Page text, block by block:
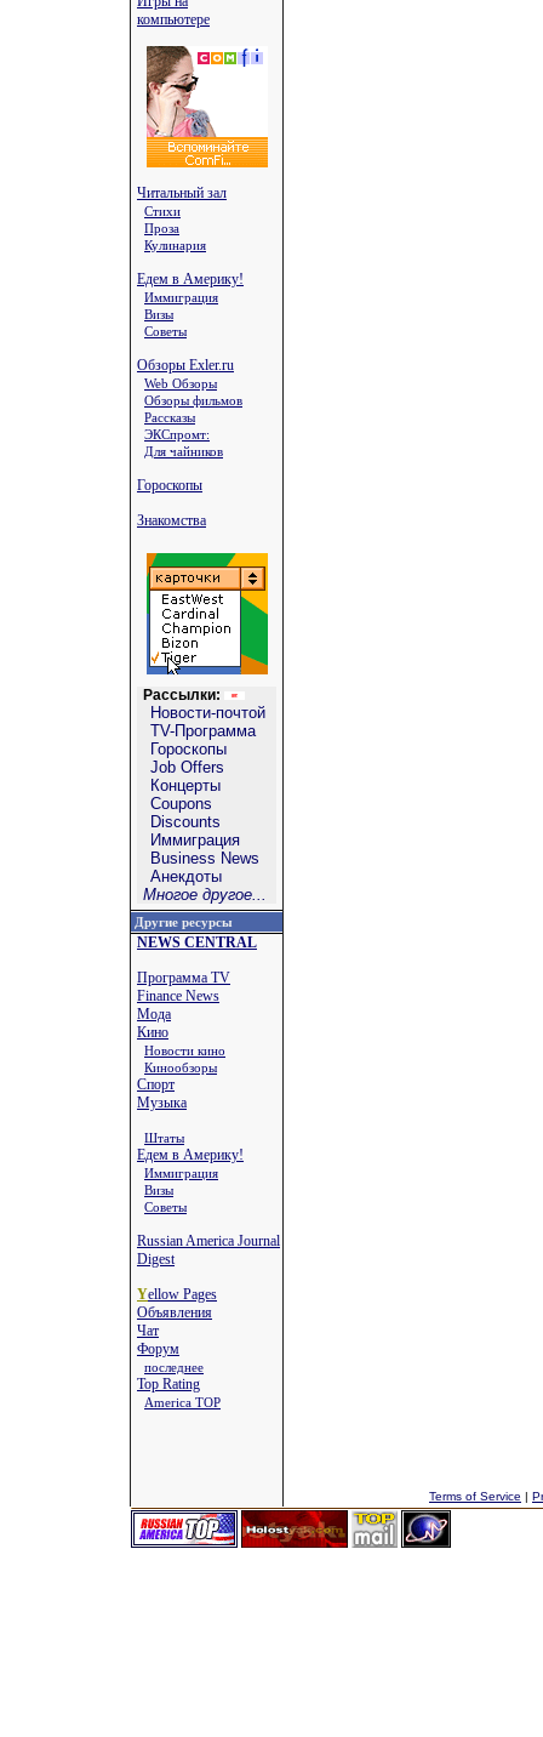
компьютере
Читальный зал
Стихи
Проза
Кулинария
Едем в Америку!
Иммиграция
Визы
Советы
Обзоры Exler.ru
Web Обзоры
Обзоры фильмов
Рассказы
ЭКСпромт:
Для чайников
Гороскопы
Знакомства
Рассылки:
Новости-почтой
TV-Программа
Гороскопы
Job Offers
Концерты
Coupons
Discounts
Иммиграция
Business News
Анекдоты
Многое другое...
Другие ресурсы
NEWS CENTRAL
Программа TV
Finance News
Мода
Кино
Новости кино
Кинообзоры
Спорт
Музыка
Штаты
Едем в Америку!
Иммиграция
Визы
Советы
Russian America Journal
Digest
Yellow Pages
Объявления
Чат
Форум
последнее
Top Rating
America TOP
Terms of Service |